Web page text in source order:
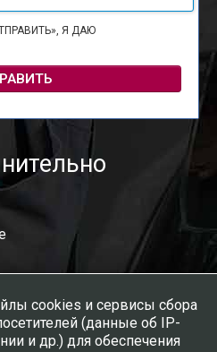
Я ДАЮ
cookies и сервисы сбора
(данные об IP-
и др.) для обеспечения